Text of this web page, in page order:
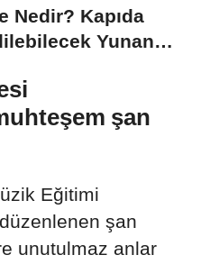
Nedir? Kapıda
Yunan
şan
Eğitimi
şan
unutulmaz anlar